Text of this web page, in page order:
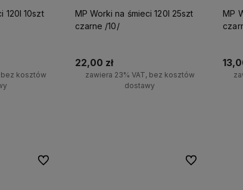
dostępne od ręki,
dlatego możesz
liczyć na ekspresową dostawę!
bez kosztów
MP Worki na śmieci 120l 25szt
czarne /10/
22,00 zł
zawiera 23% VAT, bez kosztów
dostawy
MP Worki na śmieci 160l 10szt
Do ulubionych Do ulubionych